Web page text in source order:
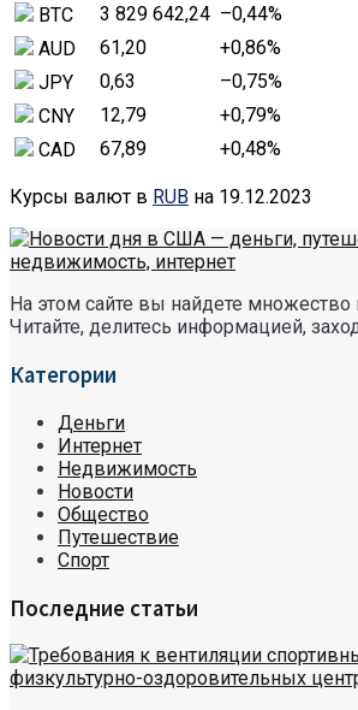
BTC
3 829 642,24 –0,44%
AUD
61,20 +0,86%
JPY
0,63 –0,75%
CNY
12,79 +0,79%
CAD
67,89 +0,48%
Курсы валют в RUB на 19.12.2023
На этом сайте вы найдете
Читайте, делитесь информацией,
Категории
Деньги
Интернет
Недвижимость
Новости
Общество
Путешествие
Спорт
Последние статьи